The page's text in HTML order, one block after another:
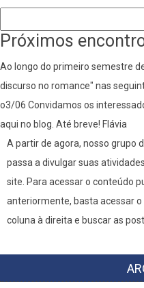
Próximos
Ao longo do primeiro semestre
discurso no romance" nas
o3/06 Convidamos os
aqui no blog. Até breve! Flávia
A partir de agora, nosso grupo
passa a divulgar suas
site. Para acessar o conteúdo
anteriormente, basta acessar o
coluna à direita e buscar as